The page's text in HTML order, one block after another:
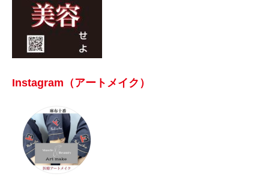
Instagram（アートメイク）